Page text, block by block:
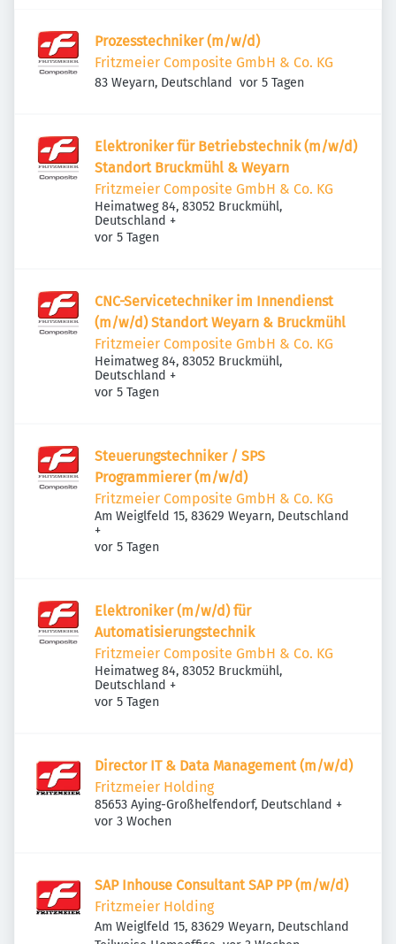
Prozesstechniker (m/w/d)
Fritzmeier Composite GmbH & Co. KG
83 Weyarn, Deutschland Veröffentlicht
vor 5 Tagen
Elektroniker für Betriebstechnik (m/w/d)
Standort Bruckmühl & Weyarn
Fritzmeier Composite GmbH & Co. KG
Heimatweg 84, 83052 Bruckmühl,
Deutschland +
Veröffentlicht
vor 5 Tagen
CNC-Servicetechniker im Innendienst
(m/w/d) Standort Weyarn & Bruckmühl
Fritzmeier Composite GmbH & Co. KG
Heimatweg 84, 83052 Bruckmühl,
Deutschland +
Veröffentlicht
vor 5 Tagen
Steuerungstechniker / SPS
Programmierer (m/w/d)
Fritzmeier Composite GmbH & Co. KG
Am Weiglfeld 15, 83629 Weyarn, Deutschland
+
Veröffentlicht
vor 5 Tagen
Elektroniker (m/w/d) für
Automatisierungstechnik
Fritzmeier Composite GmbH & Co. KG
Heimatweg 84, 83052 Bruckmühl,
Deutschland +
Veröffentlicht
vor 5 Tagen
Director IT & Data Management (m/w/d)
Fritzmeier Holding
85653 Aying-Großhelfendorf, Deutschland +
Veröffentlicht
vor 3 Wochen
SAP Inhouse Consultant SAP PP (m/w/d)
Fritzmeier Holding
Am Weiglfeld 15, 83629 Weyarn, Deutschland